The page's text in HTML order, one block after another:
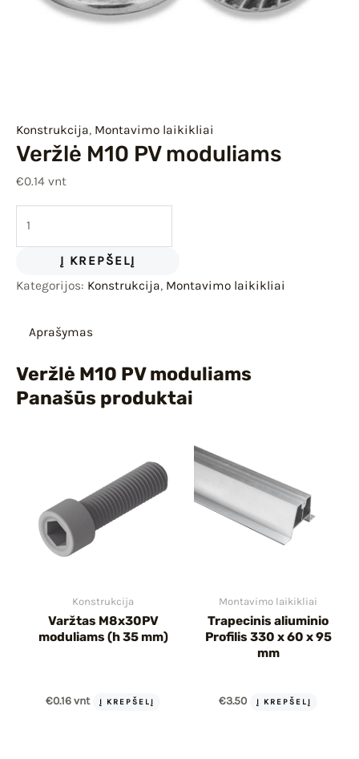
Konstrukcija, Montavimo laikikliai
Veržlė M10 PV moduliams
€0.14 vnt
Į KREPŠELĮ
Kategorijos: Konstrukcija, Montavimo laikikliai
Aprašymas
Veržlė M10 PV moduliams
Panašūs produktai
Konstrukcija
Varžtas M8x30PV
moduliams (h 35 mm)
€0.16vnt Į KREPŠELĮ
Montavimo laikikliai
Trapecinis aliuminio
Profilis 330 x 60 x 95
mm
€3.50 Į KREPŠELĮ